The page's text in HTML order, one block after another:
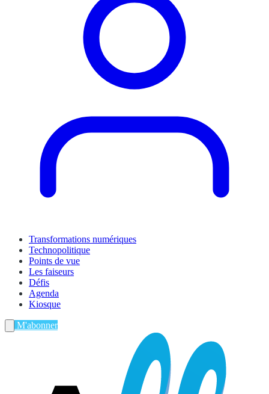
Transformations numériques
Technopolitique
Points de vue
Les faiseurs
Défis
Agenda
Kiosque
M'abonner